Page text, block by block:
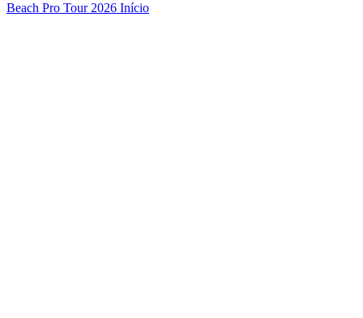
Beach Pro Tour 2026 Início